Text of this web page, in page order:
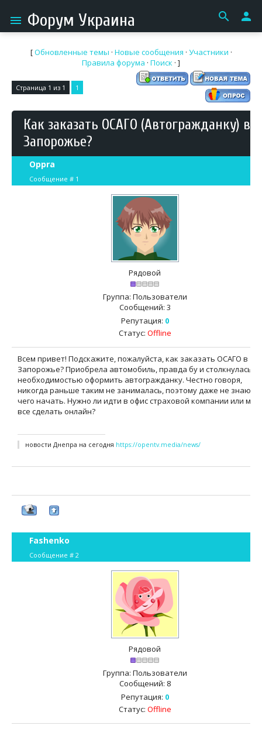
menu Форум Украина search person
[Обновленные темы · Новые сообщения · Участники ·
Правила форума · Поиск · ]
Страница 1 из 1 1
Как заказать ОСАГО (Автогражданку) в
Запорожье?
Oppra
Сообщение # 1
Рядовой
Группа: Пользователи
Сообщений: 3
Репутация: 0
Статус: Offline
Всем привет! Подскажите, пожалуйста, как заказать ОСАГО в
Запорожье? Приобрела автомобиль, правда бу и столкнулась с
необходимостью оформить автогражданку. Честно говоря,
никогда раньше таким не занималась, поэтому даже не знаю, с
чего начать. Нужно ли идти в офис страховой компании или
все сделать онлайн?
новости Днепра на сегодня https://opentv.media/news/
Fashenko
Сообщение # 2
Рядовой
Группа: Пользователи
Сообщений: 8
Репутация: 0
Статус: Offline